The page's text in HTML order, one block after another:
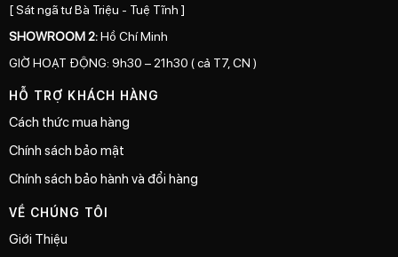
[ Sát ngã tư Bà Triệu - Tuệ Tĩnh ]
SHOWROOM 2:Hồ Chí Minh
GIỜ HOẠT ĐỘNG: 9h30 – 21h30 ( cả T7, CN )
HỖ TRỢ KHÁCH HÀNG
Cách thức mua hàng
Chính sách bảo mật
Chính sách bảo hành và đổi hàng
VỀ CHÚNG TÔI
Giới Thiệu